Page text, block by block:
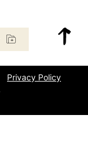
Privacy Policy